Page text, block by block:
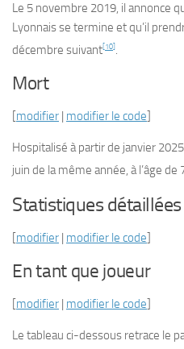
Le 5 novembre 2019, il annonce
Lyonnais se termine et qu’il
décembre suivant[10].
Mort
[modifier | modifier le code]
Hospitalisé à partir de janvier 2025
juin de la même année, à l’âge de
Statistiques détaillées
[modifier | modifier le code]
En tant que joueur
[modifier | modifier le code]
Le tableau ci-dessous retrace le